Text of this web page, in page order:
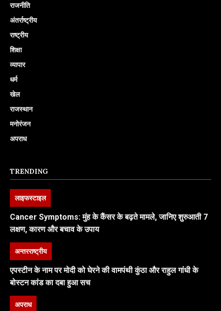
राजनीति
अंतर्राष्ट्रीय
राष्ट्रीय
शिक्षा
व्यापार
धर्म
खेल
राजस्थान
मनोरंजन
अपराध
TRENDING
लाइफस्टाइल
Cancer Symptoms: मुंह के कैंसर के बढ़ते मामले, जानिए शुरुआती 7
लक्षण, कारण और बचाव के उपाय
अन्तरराष्ट्रीय
एपस्टीन के नाम पर मोदी को घेरने की वामपंथी कुंठा और राहुल गांधी के
बोस्टन कांड का दबा हुआ सच
अपराध